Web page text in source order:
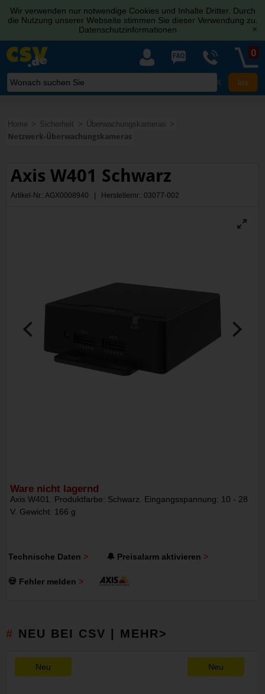
Wir verwenden nur notwendige Cookies und Inhalte Dritter. Durch
die Nutzung unserer Webseite stimmen Sie dieser Verwendung zu.
Datenschutzinformationen
[x]
X
0
Home Sicherheit
Überwachungskameras
Netzwerk-Überwachungskameras
Axis W401 Schwarz
Artikel-Nr.: AGX0008940 | Herstellernr.: 03077-002
Ware nicht lagernd
Axis W401. Produktfarbe: Schwarz. Eingangsspannung: 10 - 28
V. Gewicht: 166 g
Technische Daten 🔔 Preisalarm aktivieren
💀 Fehler melden
NEU BEI CSV | MEHR>
Neu Neu